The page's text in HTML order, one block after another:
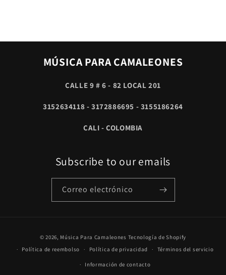
MÚSICA PARA CAMALEONES
CALLE 9 # 6 - 82 LOCAL 201
3152634118 - 3172886695 - 3155186264
CALI - COLOMBIA
Subscribe to our emails
Correo electrónico
de
© 2026, Música Para Camaleones Tecnología de Shopify
Política de reembolso
Política de privacidad Términos del servicio
Información de contacto